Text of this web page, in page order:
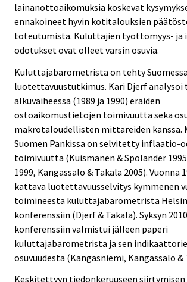
lainanottoaikomuksia koskevat
ennakoineet hyvin kotitalouksien
toteutumista. Kuluttajien työttömyys- ja
odotukset ovat olleet varsin osuvia.
Kuluttajabarometrista on tehty
luotettavuustutkimus. Kari Djerf analysoi
alkuvaiheessa (1989 ja 1990) eräiden
ostoaikomustietojen toimivuutta sekä
makrotaloudellisten mittareiden kanssa.
Suomen Pankissa on selvitetty inflaatio-
toimivuutta (Kuismanen & Spolander
1999, Kangassalo & Takala 2005). Vuonna
kattava luotettavuusselvitys kymmenen
toimineesta kuluttajabarometrista
konferenssiin (Djerf & Takala). Syksyn
konferenssiin valmistui jälleen paperi
kuluttajabarometrista ja sen
osuvuudesta (Kangasniemi, Kangassalo &
Keskitettyyn tiedonkeruuseen siirtymisen